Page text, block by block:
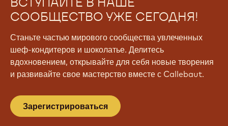
СООБЩЕСТВО УЖЕ СЕГОДНЯ!
Станьте частью мирового сообщества увлеченных
шеф-кондитеров и шоколатье. Делитесь
вдохновением, открывайте для себя новые творения
и развивайте свое мастерство вместе с Callebaut.
Зарегистрироваться